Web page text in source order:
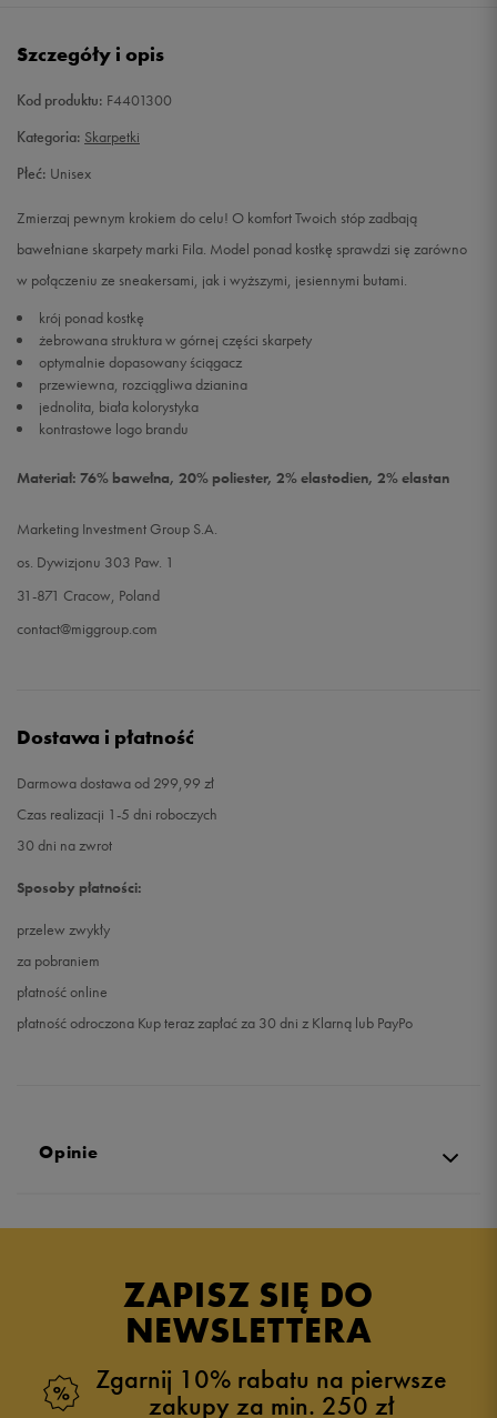
Szczegóły i opis
Kod produktu: F4401300
Kategoria: Skarpetki
Płeć: Unisex
Zmierzaj pewnym krokiem do celu! O komfort Twoich stóp zadbają
bawełniane skarpety marki Fila. Model ponad kostkę sprawdzi się zarówno
w połączeniu ze sneakersami, jak i wyższymi, jesiennymi butami.
krój ponad kostkę
żebrowana struktura w górnej części skarpety
optymalnie dopasowany ściągacz
przewiewna, rozciągliwa dzianina
jednolita, biała kolorystyka
kontrastowe logo brandu
Materiał: 76% bawełna, 20% poliester, 2% elastodien, 2% elastan
Marketing Investment Group S.A.
os. Dywizjonu 303 Paw. 1
31-871 Cracow, Poland
contact@miggroup.com
Dostawa i płatność
Darmowa dostawa od 299,99 zł
Czas realizacji 1-5 dni roboczych
30 dni na zwrot
Sposoby płatności:
przelew zwykły
za pobraniem
płatność online
płatność odroczona Kup teraz zapłać za 30 dni z Klarną lub PayPo
Opinie
5.0
zebranych i zweryfikowanych przez
ZAPISZ SIĘ DO
NEWSLETTERA
Zgarnij 10% rabatu na pierwsze
zakupy za min. 250 zł